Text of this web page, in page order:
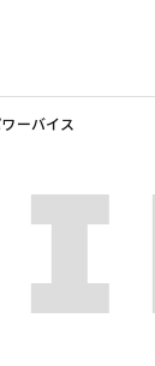
ーバイス